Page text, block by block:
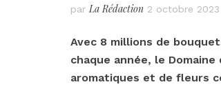
par La Rédaction 2 octobre 2023
Avec 8 millions de
chaque année, le
aromatiques et de fleurs